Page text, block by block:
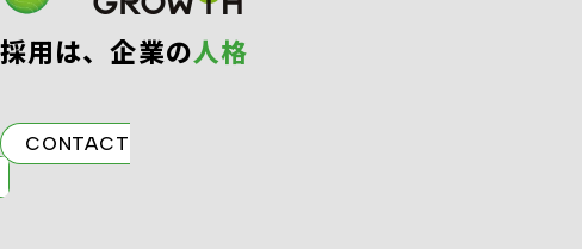
採⽤は、企業の⼈格
CONTACT